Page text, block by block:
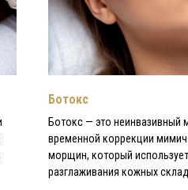
Ботокс
Ботокс — это неинвазивный
временной коррекции
морщин, который
разглаживания кожных